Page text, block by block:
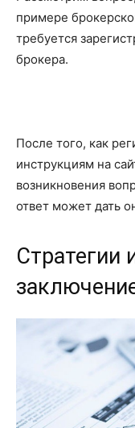
примере
требуется
брокера.
После того, как
инструкциям на
возникновения
ответ может дать
Стратегии